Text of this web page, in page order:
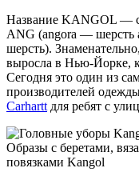
Название KANGOL —
ANG (angora — шерсть
шерсть).
выросла в Нью-Йорке,
Сегодня это один из
производителей
Carhartt для ребят с
Образы с беретами,
повязками Kangol